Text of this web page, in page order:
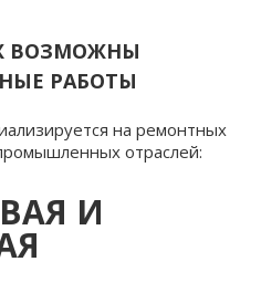
ВОЗМОЖНЫ
РАБОТЫ
на ремонтных
отраслей:
И